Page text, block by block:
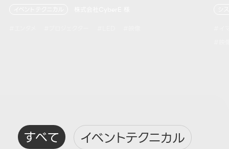
すべて
イベントテクニカル